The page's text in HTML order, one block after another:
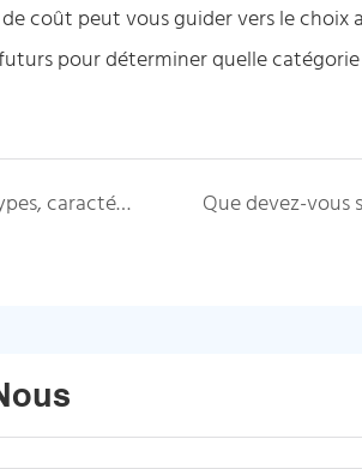
coût peut vous guider vers le
pour déterminer quelle
Comprendre la fibre multimode: types, caractéristiques et différences (OM1 vs OM2 vs OM3 vs OM4 vs OM5)